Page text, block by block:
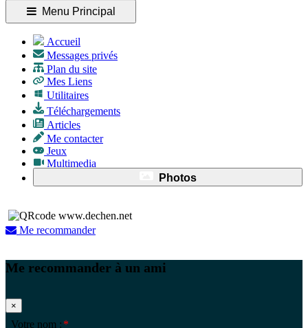
Menu Principal
Accueil
Messages privés
Plan du site
Mes Liens
Utilitaires
Téléchargements
Articles
Me contacter
Jeux
Multimedia
Photos
Me recommander
Me recommander à un ami
×